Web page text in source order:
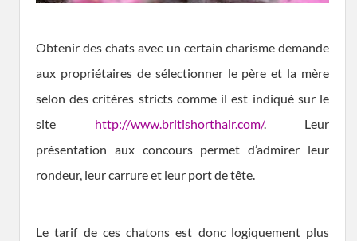
Obtenir des chats avec un certain charisme demande
aux propriétaires de sélectionner le père et la mère
selon des critères stricts comme il est indiqué sur le
site http://www.britishorthair.com/. Leur
présentation aux concours permet d’admirer leur
rondeur, leur carrure et leur port de tête.
Le tarif de ces chatons est donc logiquement plus